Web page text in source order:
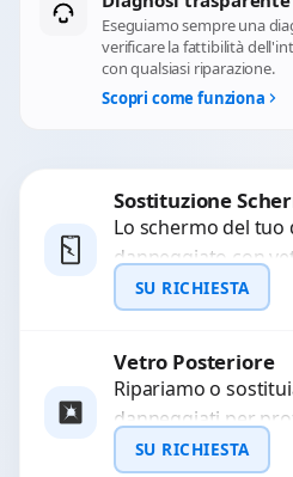
Eseguiamo sempre una
verificare la fattibilità
con qualsiasi riparazione.
Scopri come funziona
Sostituzione
Lo schermo del tuo
danneggiato con
macchie, schermo
Sostituiamo
SU RICHIESTA
Richiedi
Vetro Posteriore
Ripariamo o
danneggiati per
dispositivo e
SU RICHIESTA